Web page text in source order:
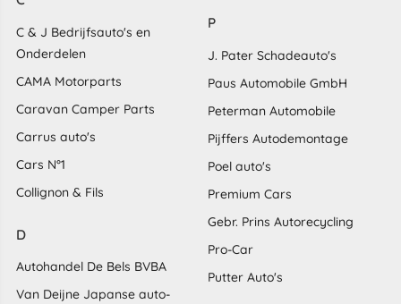
C & J Bedrijfsauto's en
Onderdelen
CAMA Motorparts
Caravan Camper Parts
Carrus auto's
Cars N°1
Collignon & Fils
D
Autohandel De Bels BVBA
Van Deijne Japanse auto-
P
J. Pater Schadeauto's
Paus Automobile GmbH
Peterman Automobile
Pijffers Autodemontage
Poel auto's
Premium Cars
Gebr. Prins Autorecycling
Pro-Car
Putter Auto's